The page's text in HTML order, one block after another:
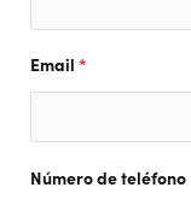
Email *
Número de teléfono